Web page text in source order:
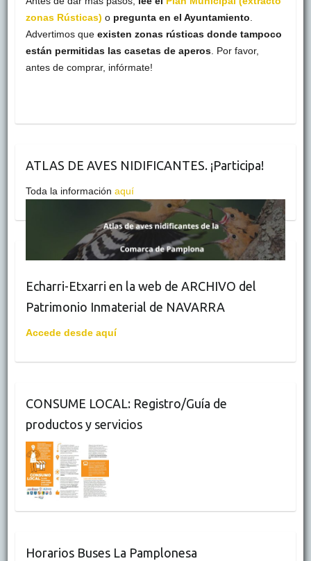
zonas Rústicas) o pregunta en el Ayuntamiento
Advertimos que existen zonas rústicas donde tampoco
están permitidas las casetas de aperos. Por favor,
antes de comprar, infórmate!
ATLAS DE AVES NIDIFICANTES. ¡Participa!
Toda la información aquí
Echarri-Etxarri en la web de ARCHIVO del
Patrimonio Inmaterial de NAVARRA
Accede desde aquí
CONSUME LOCAL: Registro/Guía de
productos y servicios
Horarios Buses La Pamplonesa